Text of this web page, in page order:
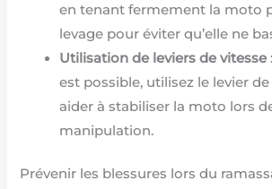
en tenant fermement la moto
levage pour éviter qu’elle ne
Utilisation de leviers de vitesse
est possible, utilisez le levier
aider à stabiliser la moto lors
manipulation.
Prévenir les blessures lors du